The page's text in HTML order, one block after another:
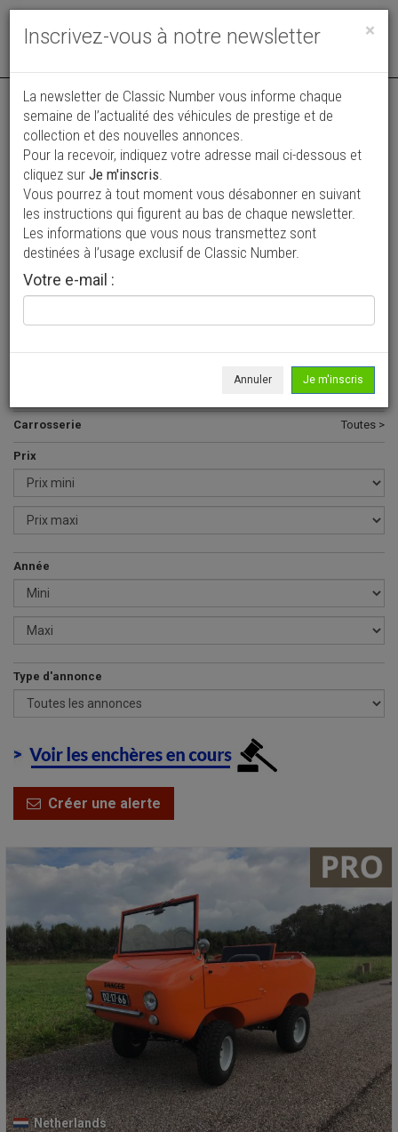
Toggle
Vos annonces vues par
plus de 4 millions de collectionneurs
Ajouter une annonce
> Rechercher un véhicule
Tous >
Carrosserie Toutes >
Prix
Année
Type d'annonce
Créer une alerte
Netherlands
×
Inscrivez-vous à notre newsletter
La newsletter de Classic Number vous informe chaque
semaine de l’actualité des véhicules de prestige et de
collection et des nouvelles annonces.
Pour la recevoir, indiquez votre adresse mail ci-dessous et
cliquez sur Je m'inscris.
Vous pourrez à tout moment vous désabonner en suivant
les instructions qui figurent au bas de chaque newsletter.
Les informations que vous nous transmettez sont
destinées à l’usage exclusif de Classic Number.
Votre e-mail :
Annuler Je m'inscris